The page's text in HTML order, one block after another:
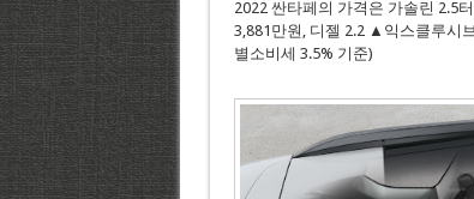
2022 싼타페의 가격은 가솔린
3,881만원, 디젤 2.2 ▲익스클루시
별소비세 3.5% 기준)